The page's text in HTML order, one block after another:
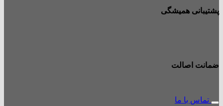
پشتیبانی همیشگی
ضمانت اصالت
تماس با ما